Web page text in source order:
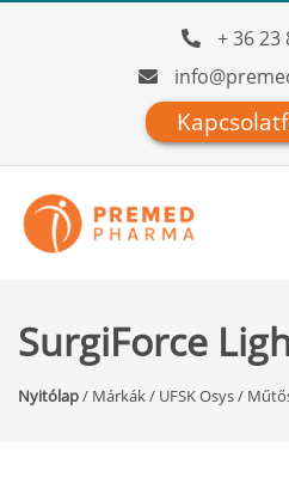
+ 36 23
SurgiForce
Nyitólap/ Márkák/ UFSK Osys/